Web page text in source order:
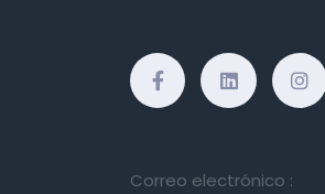
Correo electrónico :